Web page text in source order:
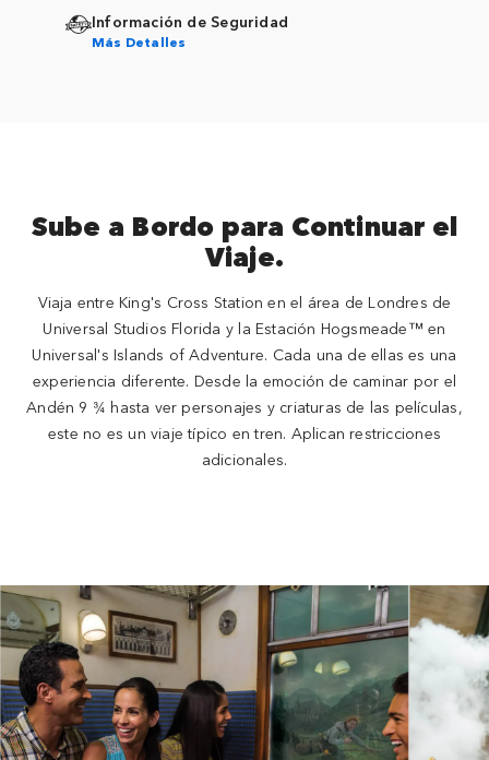
Información de Seguridad
Más Detalles
Sube a Bordo para Continuar el
Viaje.
Viaja entre King's Cross Station en el área de Londres de
Universal Studios Florida y la Estación Hogsmeade™ en
Universal's Islands of Adventure. Cada una de ellas es una
experiencia diferente. Desde la emoción de caminar por el
Andén 9 ¾ hasta ver personajes y criaturas de las películas,
este no es un viaje típico en tren. Aplican restricciones
adicionales.